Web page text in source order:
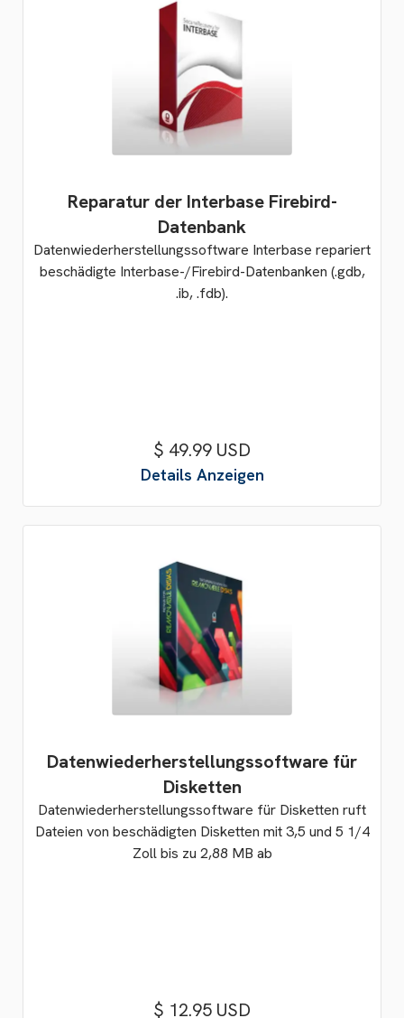
Reparatur der Interbase Firebird-
Datenbank
Datenwiederherstellungssoftware Interbase repariert
beschädigte Interbase-/Firebird-Datenbanken (.gdb,
.ib, .fdb).
$ 49.99 USD
Details Anzeigen
Datenwiederherstellungssoftware für
Disketten
Datenwiederherstellungssoftware für Disketten ruft
Dateien von beschädigten Disketten mit 3,5 und 5 1/4
Zoll bis zu 2,88 MB ab
$ 12.95 USD